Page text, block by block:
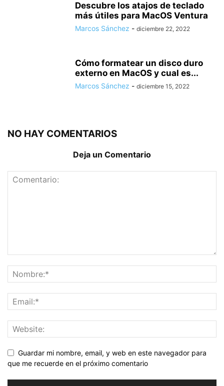
Descubre los atajos de teclado
más útiles para MacOS Ventura
Marcos Sánchez - diciembre 22, 2022
Cómo formatear un disco duro
externo en MacOS y cual es...
Marcos Sánchez - diciembre 15, 2022
NO HAY COMENTARIOS
Deja un Comentario
Guardar mi nombre, email, y web en este navegador para
que me recuerde en el próximo comentario